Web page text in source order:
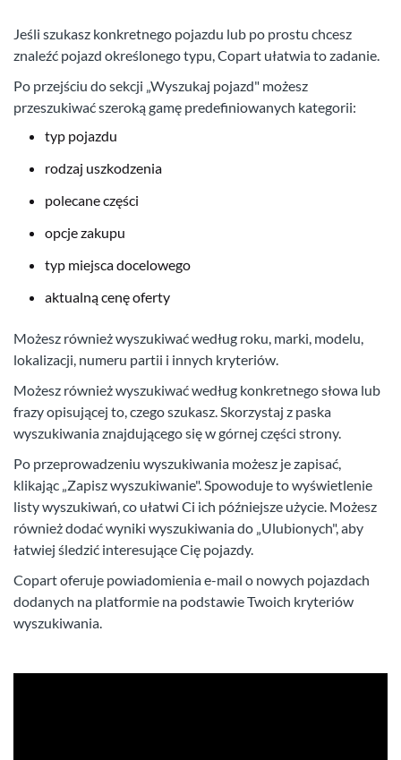
Jeśli szukasz konkretnego pojazdu lub po prostu chcesz
znaleźć pojazd określonego typu, Copart ułatwia to zadanie.
Po przejściu do sekcji „Wyszukaj pojazd" możesz
przeszukiwać szeroką gamę predefiniowanych kategorii:
typ pojazdu
rodzaj uszkodzenia
polecane części
opcje zakupu
typ miejsca docelowego
aktualną cenę oferty
Możesz również wyszukiwać według roku, marki, modelu,
lokalizacji, numeru partii i innych kryteriów.
Możesz również wyszukiwać według konkretnego słowa lub
frazy opisującej to, czego szukasz. Skorzystaj z paska
wyszukiwania znajdującego się w górnej części strony.
Po przeprowadzeniu wyszukiwania możesz je zapisać,
klikając „Zapisz wyszukiwanie". Spowoduje to wyświetlenie
listy wyszukiwań, co ułatwi Ci ich późniejsze użycie. Możesz
również dodać wyniki wyszukiwania do „Ulubionych", aby
łatwiej śledzić interesujące Cię pojazdy.
Copart oferuje powiadomienia e-mail o nowych pojazdach
dodanych na platformie na podstawie Twoich kryteriów
wyszukiwania.